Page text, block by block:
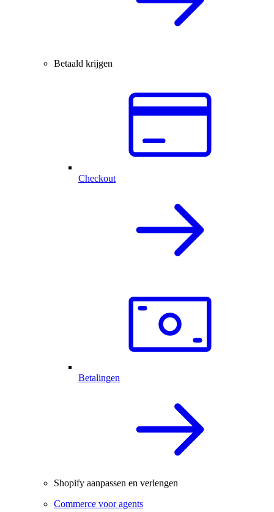
Betaald krijgen
Checkout
Betalingen
Shopify aanpassen en verlengen
Commerce voor agents